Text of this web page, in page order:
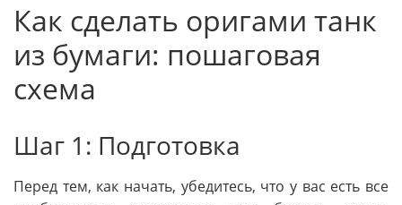
Как сделать оригами танк
из бумаги: пошаговая
схема
Шаг 1: Подготовка
Перед тем, как начать, убедитесь, что у вас есть все